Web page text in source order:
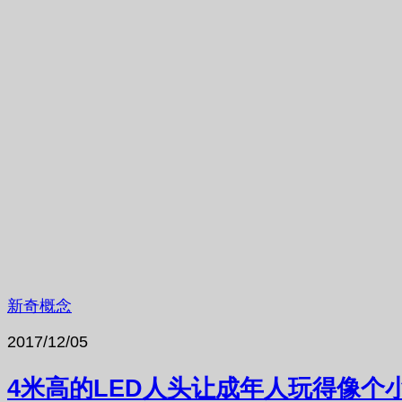
新奇概念
2017/12/05
4米高的LED人头让成年人玩得像个